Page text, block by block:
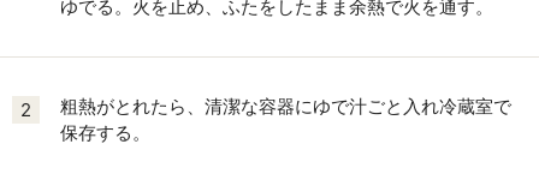
ゆでる。火を止め、ふたをしたまま余熱で火を通す。
2
粗熱がとれたら、清潔な容器にゆで汁ごと入れ冷蔵室で
保存する。